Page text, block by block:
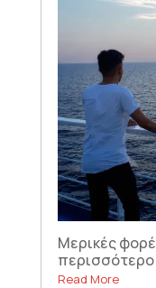
Μερικές
Read More